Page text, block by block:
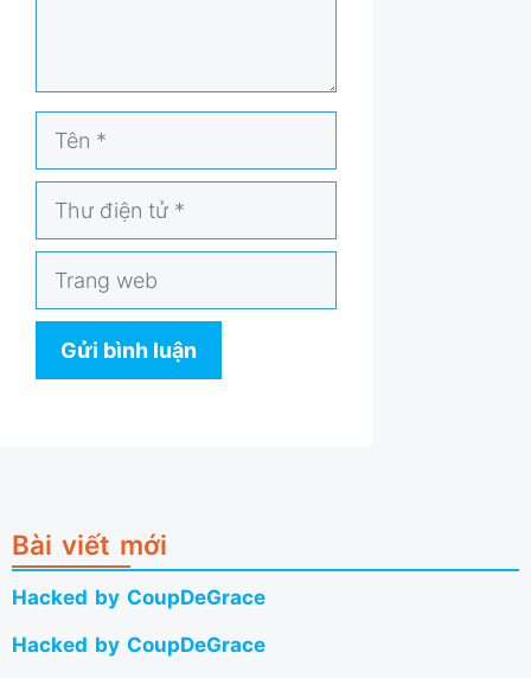
Tên
tử
Bài viết mới
Hacked by CoupDeGrace
Hacked by CoupDeGrace